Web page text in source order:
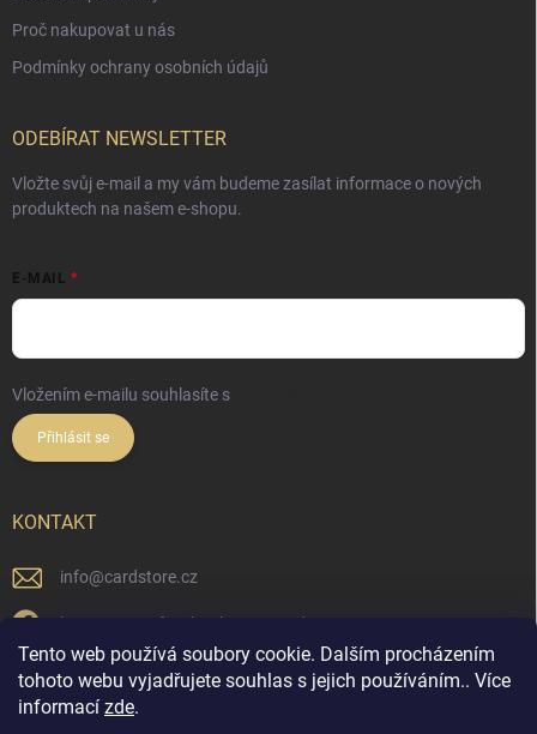
Tento web používá soubory cookie. Dalším procházením
tohoto webu vyjadřujete souhlas s jejich používáním.. Více
informací zde.
Proč nakupovat u nás
Podmínky ochrany osobních údajů
ODEBÍRAT NEWSLETTER
Vložte svůj e-mail a my vám budeme zasílat informace o nových
produktech na našem e-shopu.
E-MAIL
Vložením e-mailu souhlasíte s
Přihlásit se
KONTAKT
info@cardstore.cz
https://www.facebook.com/cardstorecz
cardstore.cz/
@cardstore.cz/